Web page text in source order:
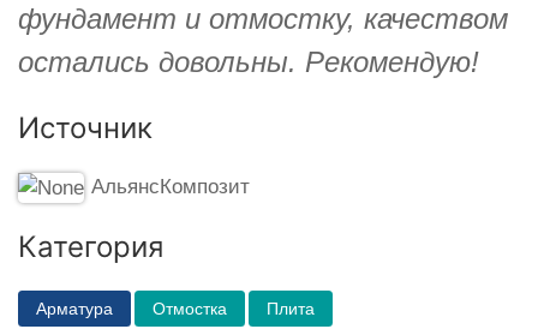
фундамент и отмостку, качеством
остались довольны. Рекомендую!
Источник
АльянсКомпозит
Категория
Арматура Отмостка Плита